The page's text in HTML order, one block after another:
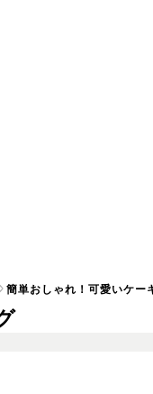
簡単おしゃれ！可愛いケー